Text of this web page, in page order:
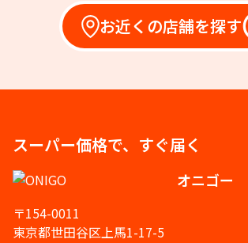
お近くの店舗を探す
スーパー価格で、すぐ届く
オニゴー
〒154-0011
東京都世田谷区上馬1-17-5